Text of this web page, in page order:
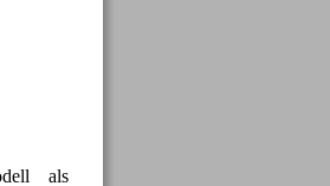
als